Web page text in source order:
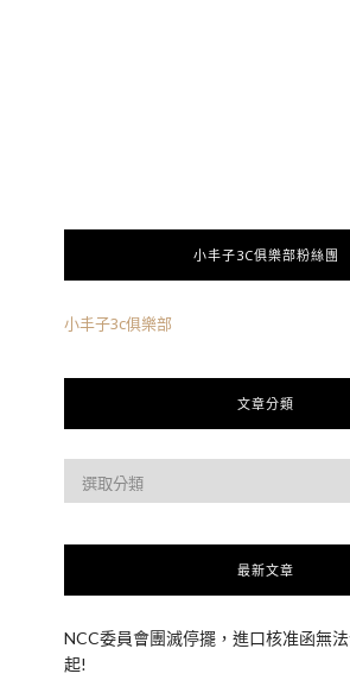
小丰子3C俱樂部粉絲團
小丰子3c俱樂部
文章分類
最新文章
NCC委員會團滅停擺，進口核准函無
起!